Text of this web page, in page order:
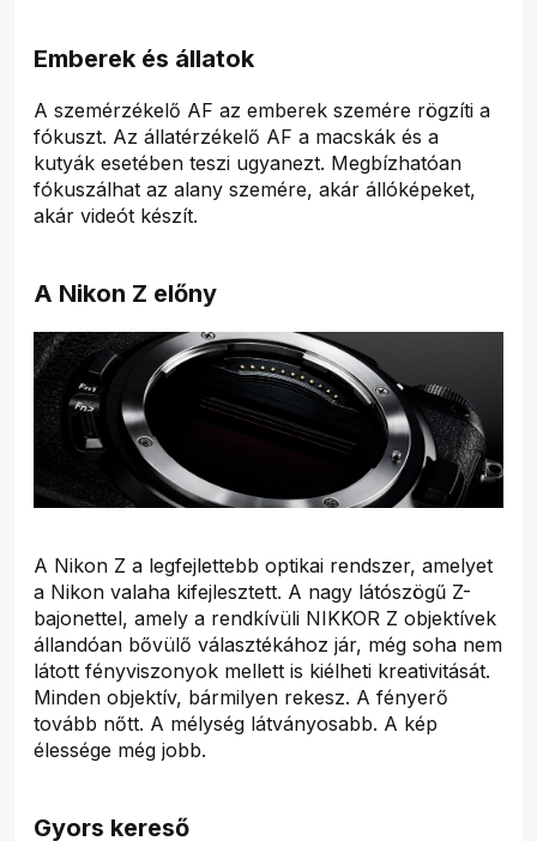
Emberek és állatok
A szemérzékelő AF az emberek szemére rögzíti a
fókuszt. Az állatérzékelő AF a macskák és a
kutyák esetében teszi ugyanezt. Megbízhatóan
fókuszálhat az alany szemére, akár állóképeket,
akár videót készít.
A Nikon Z előny
A Nikon Z a legfejlettebb optikai rendszer, amelyet
a Nikon valaha kifejlesztett. A nagy látószögű Z-
bajonettel, amely a rendkívüli NIKKOR Z objektívek
állandóan bővülő választékához jár, még soha nem
látott fényviszonyok mellett is kiélheti kreativitását.
Minden objektív, bármilyen rekesz. A fényerő
tovább nőtt. A mélység látványosabb. A kép
élessége még jobb.
Gyors kereső